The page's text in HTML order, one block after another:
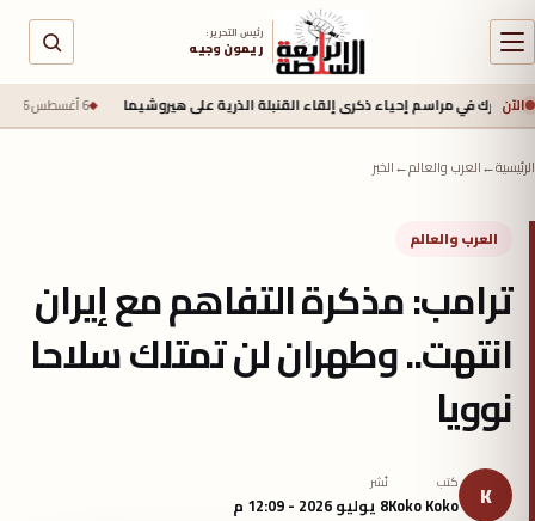
رئيس التحرير :
ريمون وجيه
الآنمراسم إحياء ذكرى إلقاء القنبلة الذرية على هيروشيما 6 أغسطس 2026 - 6:50 ص
الرئيسية←العرب والعالم←الخبر
العرب والعالم
ترامب: مذكرة التفاهم مع إيران
انتهت.. وطهران لن تمتلك سلاحا
نوويا
K كتب
Koko Koko
نُشر
8 يوليو 2026 - 12:09 م